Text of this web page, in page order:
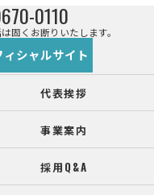
0110
固くお断りいたします。
ィシャルサイト
代表挨拶
事業案内
採用Q&A